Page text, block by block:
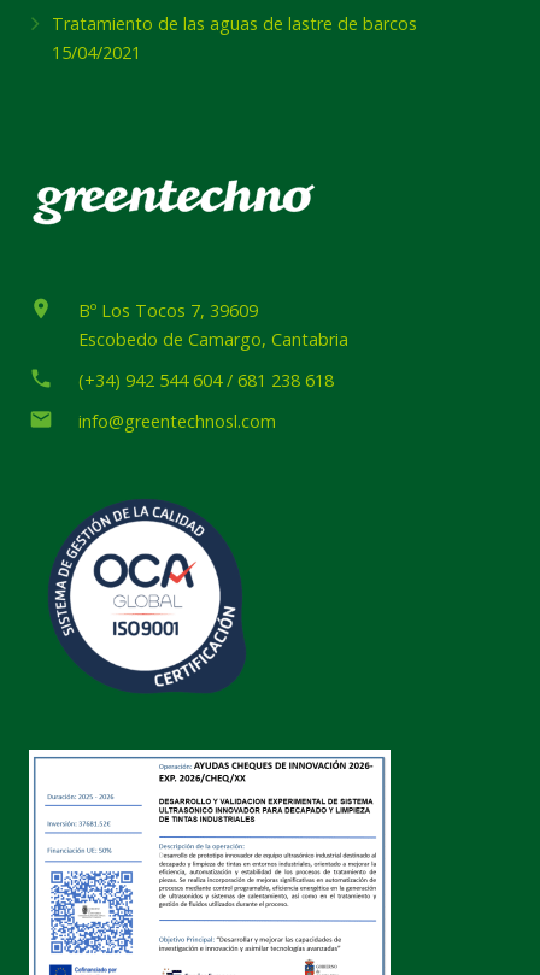
Tratamiento de las aguas de lastre de barcos
15/04/2021
place
Bº Los Tocos 7, 39609
Escobedo de Camargo, Cantabria
phone (+34) 942 544 604 / 681 238 618
email info@greentechnosl.com